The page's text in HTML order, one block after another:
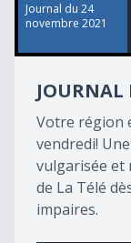
24
seconds
Journal du 24
novembre 2021
JOURNAL
Votre région
vendredi!
vulgarisée et
de La Télé
impaires.